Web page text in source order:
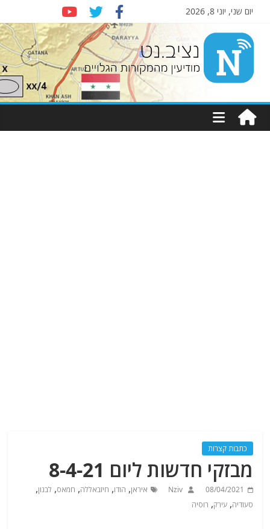
יום שני, יוני 8, 2026
Nziv.net
מודיעין
מהמקורות
כתבות קצרות
מבזקי חדשות ליום 8-4-21
08/04/2021
Nziv איראן, הודו, חיזבאללה, חמאס, לבנון,
סעודיה,עירק, רוסיה